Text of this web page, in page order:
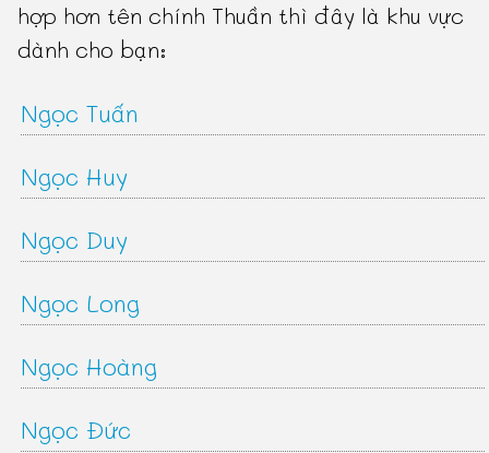
hợp hơn tên chính Thuần thì đây là khu vực
dành cho bạn:
Ngọc Tuấn
Ngọc Huy
Ngọc Duy
Ngọc Long
Ngọc Hoàng
Ngọc Đức